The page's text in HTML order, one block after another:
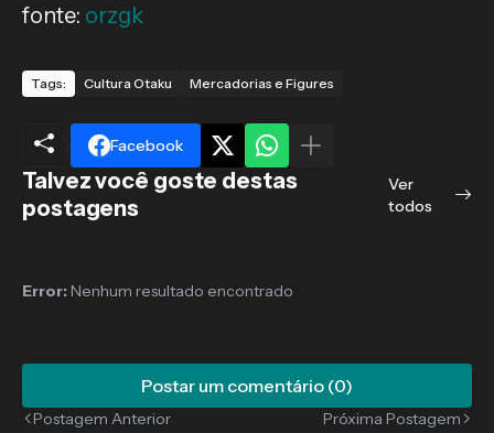
fonte: orzgk
Tags: Cultura Otaku Mercadorias e Figures
Facebook
Talvez você goste destas
postagens
Ver
todos
Error: Nenhum resultado encontrado
Postar um comentário (0)
Postagem Anterior Próxima Postagem